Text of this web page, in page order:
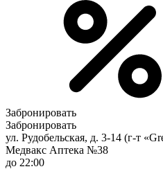
Забронировать
Забронировать
ул. Рудобельская, д. 3-14 (г-т
Медвакс Аптека №38
до 22:00